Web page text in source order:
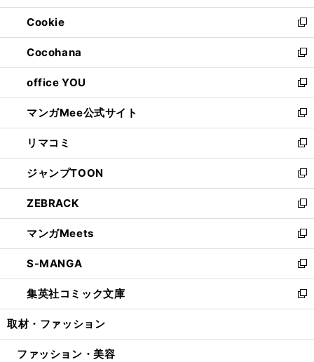
開
く
ウ
で
開
く
ン
ド
ウ
で
開
く
ウ
ィ
ン
ド
ウ
で
開
く
Cookie
新
し
い
ウ
ィ
ン
ド
ウ
で
開
く
Cocohana
新
し
い
ウ
ィ
ン
ド
ウ
で
開
く
office YOU
新
し
い
ウ
ィ
ン
ド
ウ
で
開
く
マンガMee公式サイト
新
し
い
ウ
ィ
ン
ド
ウ
で
開
く
リマコミ
新
し
い
ウ
ィ
ン
ド
ウ
で
開
く
ジャンプTOON
新
し
い
ウ
ィ
ン
ド
ウ
で
開
ZEBRACK
新
し
い
ウ
ィ
ン
ド
ウ
開
マンガMeets
新
し
い
ウ
ィ
ン
ウ
S-MANGA
新
し
い
ウ
ン
集英社コミック文庫
新
し
ウ
取材・ファッション
ファッション・美容